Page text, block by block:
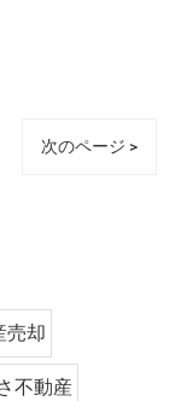
次のページ >
売却
不動産